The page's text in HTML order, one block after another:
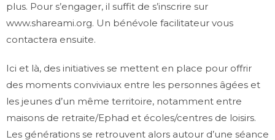
plus. Pour s’engager, il suffit de s’inscrire sur
www.shareami.org. Un bénévole facilitateur vous
contactera ensuite.
Ici et là, des initiatives se mettent en place pour offrir
des moments conviviaux entre les personnes âgées et
les jeunes d’un même territoire, notamment entre
maisons de retraite/Ephad et écoles/centres de loisirs.
Les générations se retrouvent alors autour d’une séance